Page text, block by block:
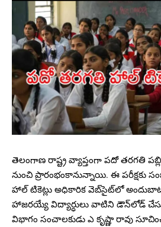
తెలంగాణ రాష్ట్ర వ్యాప్తంగా పదో తరగతి
నుంచి ప్రారంభంకానున్నాయి. ఈ పరీక్షకు
హాల్ టికెట్లు అధికారిక వెబ్‌సైట్‌లో
హాజరయ్యే విద్యార్ధులు వాటిని డౌన్‌లోడ్
విభాగం సంచాలకుడు ఎ కృష్ణా రావు